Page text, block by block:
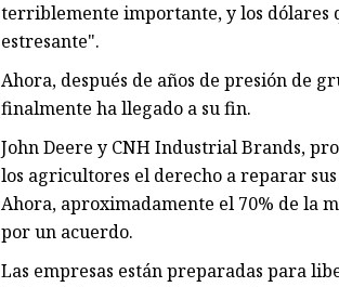
terriblemente importante, y los dólares
estresante".
Ahora, después de años de presión de
finalmente ha llegado a su fin.
John Deere y CNH Industrial Brands,
los agricultores el derecho a reparar
Ahora, aproximadamente el 70% de la
por un acuerdo.
Las empresas están preparadas para